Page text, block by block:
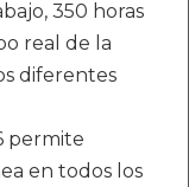
350 horas
real de la
diferentes
permite
en todos los